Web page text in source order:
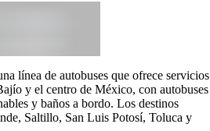
línea de autobuses que ofrece servicios
y el centro de México, con autobuses
y baños a bordo. Los destinos
Saltillo, San Luis Potosí, Toluca y